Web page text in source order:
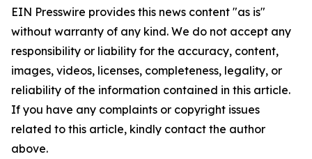
EIN Presswire provides this news content "as is"
without warranty of any kind. We do not accept any
responsibility or liability for the accuracy, content,
images, videos, licenses, completeness, legality, or
reliability of the information contained in this article.
If you have any complaints or copyright issues
related to this article, kindly contact the author
above.